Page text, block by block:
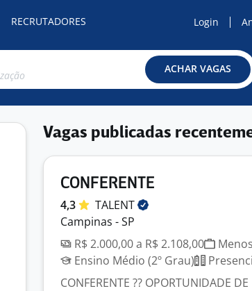
RECRUTADORES Login
ACHAR VAGAS
Vagas publicadas
CONFERENTE
4,3
TALENT
Campinas - SP
R$ 2.000,00 a R$ 2.108,00
Ensino Médio (2º Grau)
CONFERENTE ?? OPORTUNIDADE